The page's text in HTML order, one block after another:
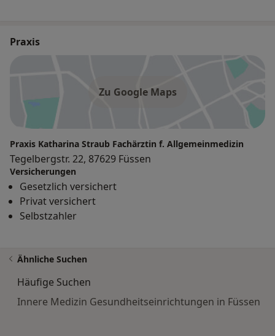
Praxis
Zu Google Maps
Praxis Katharina Straub Fachärztin f. Allgemeinmedizin
Tegelbergstr. 22, 87629 Füssen
Versicherungen
Gesetzlich versichert
Privat versichert
Selbstzahler
Ähnliche Suchen
Häufige Suchen
Innere Medizin Gesundheitseinrichtungen in Füssen